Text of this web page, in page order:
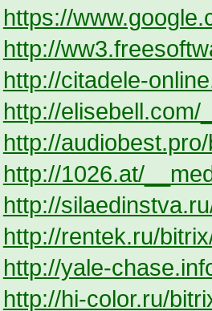
https://
http://
http://citadele-
http://elisebell.com/
http://
http://1026.at/
http://
http://rentek.ru/
http://yale-
http://hi-color.ru/